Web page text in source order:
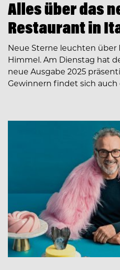
Alles über das
Restaurant in
Neue Sterne leuchten über
Himmel. Am Dienstag hat
neue Ausgabe 2025
Gewinnern findet sich auch